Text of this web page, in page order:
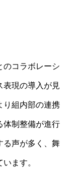
のコラボレーシ
表現の導入が見
り組内部の連携
体制整備が進行
る声が多く、舞
ます。